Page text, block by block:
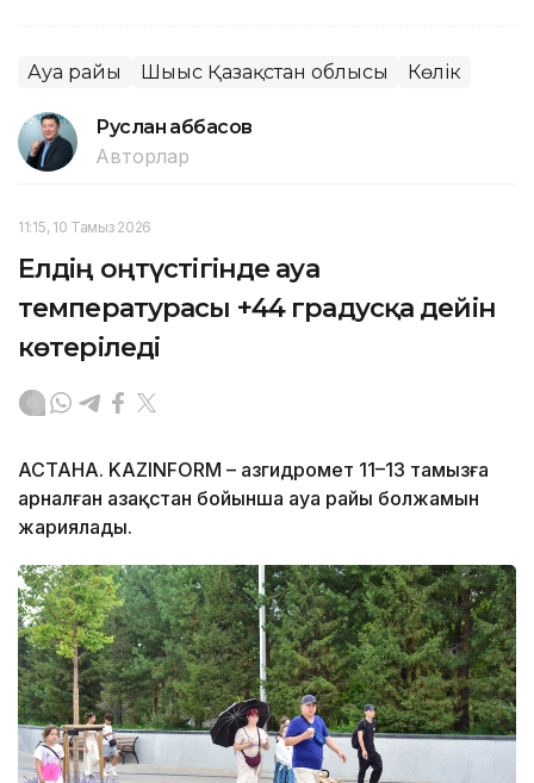
Ауа райы Шығыс Қазақстан облысы Көлік
Руслан Ғаббасов
Авторлар
11:15, 10 Тамыз 2026
Елдің оңтүстігінде ауа
температурасы +44 градусқа дейін
көтеріледі
АСТАНА. KAZINFORM – Қазгидромет 11–13 тамызға
арналған Қазақстан бойынша ауа райы болжамын
жариялады.